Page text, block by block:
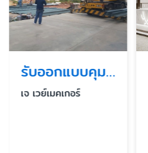
รับออกแบบคุมงานก่อสร้างอาคารสูง
เจ เวย์เมคเกอร์